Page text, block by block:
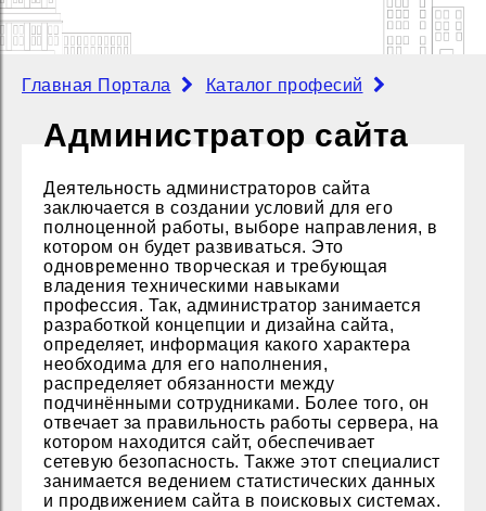
Главная Портала Каталог професий
Администратор сайта
Деятельность администраторов сайта
заключается в создании условий для его
полноценной работы, выборе направления, в
котором он будет развиваться. Это
одновременно творческая и требующая
владения техническими навыками
профессия. Так, администратор занимается
разработкой концепции и дизайна сайта,
определяет, информация какого характера
необходима для его наполнения,
распределяет обязанности между
подчинёнными сотрудниками. Более того, он
отвечает за правильность работы сервера, на
котором находится сайт, обеспечивает
сетевую безопасность. Также этот специалист
занимается ведением статистических данных
и продвижением сайта в поисковых системах.